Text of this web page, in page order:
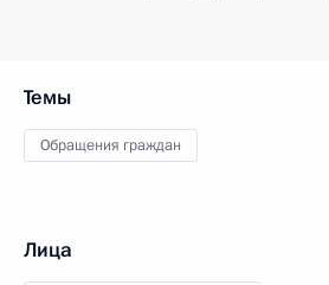
Темы
Обращения граждан
Лица